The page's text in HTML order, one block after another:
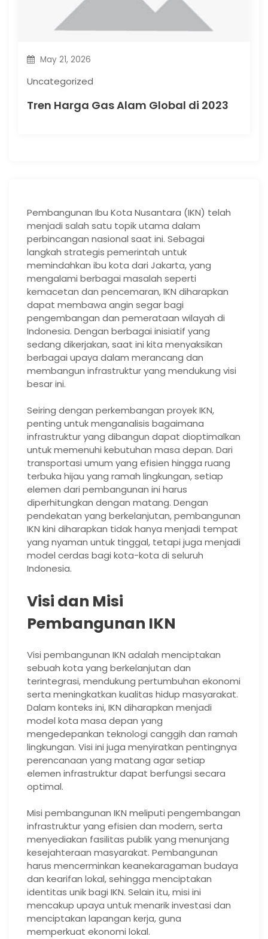
May 21, 2026
Uncategorized
Tren Harga Gas Alam Global di 2023
Pembangunan Ibu Kota Nusantara (IKN) telah
menjadi salah satu topik utama dalam
perbincangan nasional saat ini. Sebagai
langkah strategis pemerintah untuk
memindahkan ibu kota dari Jakarta, yang
mengalami berbagai masalah seperti
kemacetan dan pencemaran, IKN diharapkan
dapat membawa angin segar bagi
pengembangan dan pemerataan wilayah di
Indonesia. Dengan berbagai inisiatif yang
sedang dikerjakan, saat ini kita menyaksikan
berbagai upaya dalam merancang dan
membangun infrastruktur yang mendukung visi
besar ini.
Seiring dengan perkembangan proyek IKN,
penting untuk menganalisis bagaimana
infrastruktur yang dibangun dapat dioptimalkan
untuk memenuhi kebutuhan masa depan. Dari
transportasi umum yang efisien hingga ruang
terbuka hijau yang ramah lingkungan, setiap
elemen dari pembangunan ini harus
diperhitungkan dengan matang. Dengan
pendekatan yang berkelanjutan, pembangunan
IKN kini diharapkan tidak hanya menjadi tempat
yang nyaman untuk tinggal, tetapi juga menjadi
model cerdas bagi kota-kota di seluruh
Indonesia.
Visi dan Misi
Pembangunan IKN
Visi pembangunan IKN adalah menciptakan
sebuah kota yang berkelanjutan dan
terintegrasi, mendukung pertumbuhan ekonomi
serta meningkatkan kualitas hidup masyarakat.
Dalam konteks ini, IKN diharapkan menjadi
model kota masa depan yang
mengedepankan teknologi canggih dan ramah
lingkungan. Visi ini juga menyiratkan pentingnya
perencanaan yang matang agar setiap
elemen infrastruktur dapat berfungsi secara
optimal.
Misi pembangunan IKN meliputi pengembangan
infrastruktur yang efisien dan modern, serta
menyediakan fasilitas publik yang menunjang
kesejahteraan masyarakat. Pembangunan
harus mencerminkan keanekaragaman budaya
dan kearifan lokal, sehingga menciptakan
identitas unik bagi IKN. Selain itu, misi ini
mencakup upaya untuk menarik investasi dan
menciptakan lapangan kerja, guna
memperkuat ekonomi lokal.